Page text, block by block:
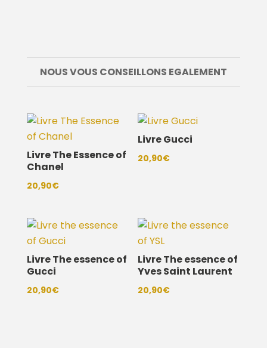
NOUS VOUS CONSEILLONS EGALEMENT
Livre The Essence of
Chanel
20,90€
Livre Gucci
20,90€
Livre The essence of
Gucci
20,90€
Livre The essence of
Yves Saint Laurent
20,90€